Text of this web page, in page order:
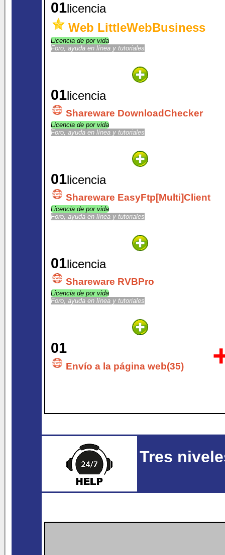
01licencia
Web LittleWebBusiness
Licencia de por vida
Foro, ayuda en línea y tutoriales
01licencia
Shareware DownloadChecker
Licencia de por vida
Foro, ayuda en línea y tutoriales
01licencia
Shareware EasyFtp[Multi]Client
Licencia de por vida
Foro, ayuda en línea y tutoriales
01licencia
Shareware RVBPro
Licencia de por vida
Foro, ayuda en línea y tutoriales
01
Envío a la página web(35)
Tres